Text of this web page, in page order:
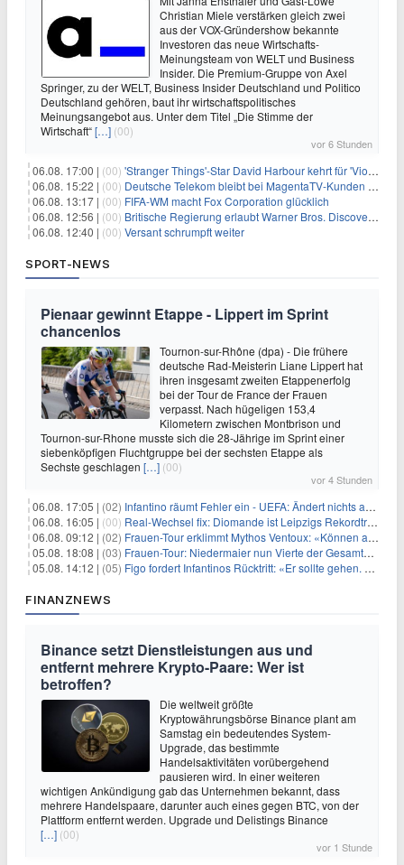
Christian Miele verstärken gleich zwei
aus der VOX-Gründershow bekannte
Investoren das neue Wirtschafts-
Meinungsteam von WELT und Business
Insider. Die Premium-Gruppe von Axel
Springer, zu der WELT, Business Insider Deutschland und Politico
Deutschland gehören, baut ihr wirtschaftspolitisches
Meinungsangebot aus. Unter dem Titel „Die Stimme der
Wirtschaft“[…] (00)
vor 6 Stunden
06.08. 17:00 | (00) 'Stranger Things'-Star David Harbour kehrt für 'Violent Night 2' zurück – Kristen Bell stößt zur Besetzung
06.08. 15:22 | (00) Deutsche Telekom bleibt bei MagentaTV-Kunden vage
06.08. 13:17 | (00) FIFA-WM macht Fox Corporation glücklich
06.08. 12:56 | (00) Britische Regierung erlaubt Warner Bros. Discovery-Übernahme
06.08. 12:40 | (00) Versant schrumpft weiter
SPORT-NEWS
Pienaar gewinnt Etappe - Lippert im Sprint
chancenlos
Tournon-sur-Rhône (dpa) - Die frühere
deutsche Rad-Meisterin Liane Lippert hat
ihren insgesamt zweiten Etappenerfolg
bei der Tour de France der Frauen
verpasst. Nach hügeligen 153,4
Kilometern zwischen Montbrison und
Tournon-sur-Rhone musste sich die 28-Jährige im Sprint einer
siebenköpfigen Fluchtgruppe bei der sechsten Etappe als
Sechste geschlagen […] (00)
vor 4 Stunden
06.08. 17:05 | (02) Infantino räumt Fehler ein - UEFA: Ändert nichts an Boykott
06.08. 16:05 | (00) Real-Wechsel fix: Diomande ist Leipzigs Rekordtransfer
06.08. 09:12 | (02) Frauen-Tour erklimmt Mythos Ventoux: «Können alles schaffen»
05.08. 18:08 | (03) Frauen-Tour: Niedermaier nun Vierte der Gesamtwertung
05.08. 14:12 | (05) Figo fordert Infantinos Rücktritt: «Er sollte gehen. Jetzt»
FINANZNEWS
Binance setzt Dienstleistungen aus und
entfernt mehrere Krypto-Paare: Wer ist
betroffen?
Die weltweit größte
Kryptowährungsbörse Binance plant am
Samstag ein bedeutendes System-
Upgrade, das bestimmte
Handelsaktivitäten vorübergehend
pausieren wird. In einer weiteren
wichtigen Ankündigung gab das Unternehmen bekannt, dass
mehrere Handelspaare, darunter auch eines gegen BTC, von der
Plattform entfernt werden. Upgrade und Delistings Binance
[…] (00)
vor 1 Stunde